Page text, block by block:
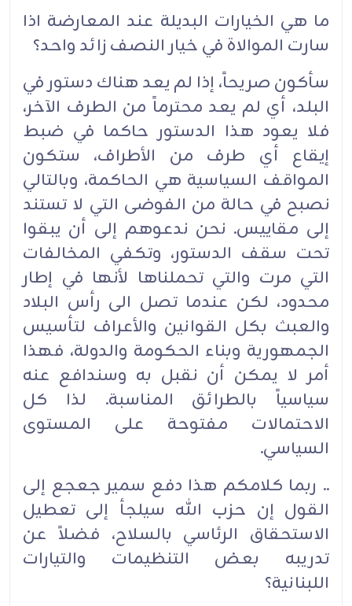
ما هي الخيارات البديلة عند المعارضة اذا
سارت الموالاة في خيار النصف زائد واحد؟
سأكون صريحاً، إذا لم يعد هناك دستور في
البلد، أي لم يعد محترماً من الطرف الآخر،
فلا يعود هذا الدستور حاكما في ضبط
إيقاع أي طرف من الأطراف، ستكون
المواقف السياسية هي الحاكمة، وبالتالي
نصبح في حالة من الفوضى التي لا تستند
إلى مقاييس. نحن ندعوهم إلى أن يبقوا
تحت سقف الدستور، وتكفي المخالفات
التي مرت والتي تحملناها لأنها في إطار
محدود، لكن عندما تصل الى رأس البلاد
والعبث بكل القوانين والأعراف لتأسيس
الجمهورية وبناء الحكومة والدولة، فهذا
أمر لا يمكن أن نقبل به وسندافع عنه
سياسياً بالطرائق المناسبة. لذا كل
الاحتمالات مفتوحة على المستوى
السياسي.
.. ربما كلامكم هذا دفع سمير جعجع إلى
القول إن حزب الله سيلجأ إلى تعطيل
الاستحقاق الرئاسي بالسلاح، فضلاً عن
تدريبه بعض التنظيمات والتيارات
اللبنانية؟